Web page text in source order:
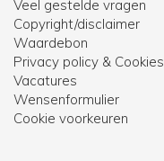
Veel gestelde vragen
Copyright/disclaimer
Waardebon
Privacy policy & Cookies
Vacatures
Wensenformulier
Cookie voorkeuren